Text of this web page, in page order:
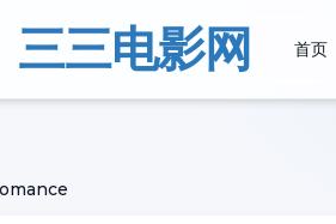
三三电影网 首页